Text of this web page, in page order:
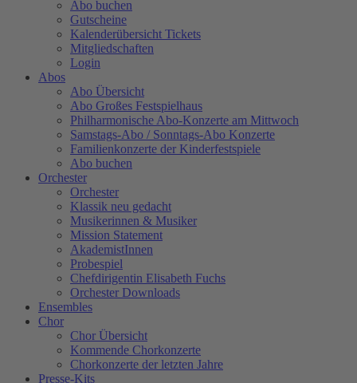
Abo buchen
Gutscheine
Kalenderübersicht Tickets
Mitgliedschaften
Login
Abos
Abo Übersicht
Abo Großes Festspielhaus
Philharmonische Abo-Konzerte am Mittwoch
Samstags-Abo / Sonntags-Abo Konzerte
Familienkonzerte der Kinderfestspiele
Abo buchen
Orchester
Orchester
Klassik neu gedacht
Musikerinnen & Musiker
Mission Statement
AkademistInnen
Probespiel
Chefdirigentin Elisabeth Fuchs
Orchester Downloads
Ensembles
Chor
Chor Übersicht
Kommende Chorkonzerte
Chorkonzerte der letzten Jahre
Presse-Kits